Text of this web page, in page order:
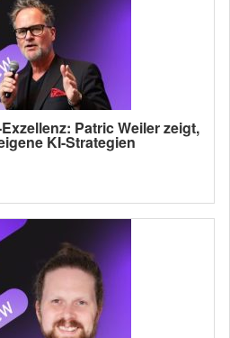
Patric Weiler zeigt,
KI-Strategien